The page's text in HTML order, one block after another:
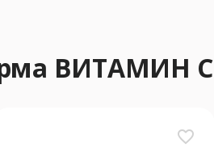
ВИТАМИН С
favorite_border